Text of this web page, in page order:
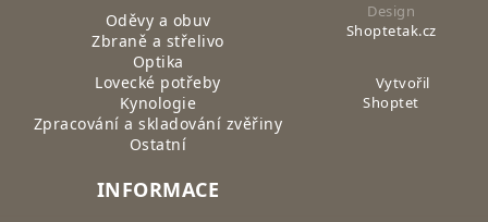
Oděvy a obuv
Zbraně a střelivo
Optika
Lovecké potřeby
Kynologie
Zpracování a skladování zvěřiny
Ostatní
INFORMACE
Design
Shoptetak.cz
Vytvořil
Shoptet